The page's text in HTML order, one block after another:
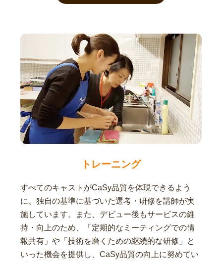
トレーニング
すべてのキャストがCaSy品質を体現できるよう
に、独自の基準に基づいた選考・研修を講師が実
施しています。また、デビュー後もサービスの維
持・向上のため、「定期的なミーティングでの情
報共有」や「技術を磨くための継続的な研修」と
いった機会を提供し、CaSy品質の向上に努めてい